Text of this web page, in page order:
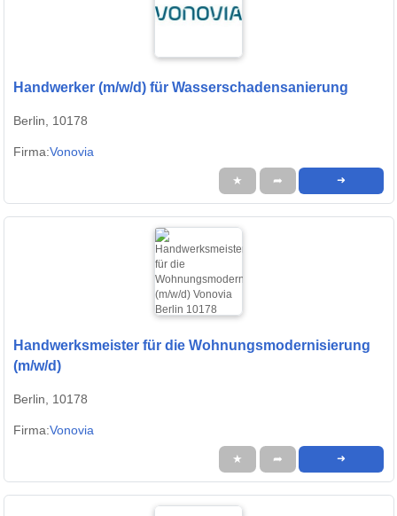
Handwerker (m/w/d) für Wasserschadensanierung
Berlin, 10178
Firma:Vonovia
★ ➦ ➜
Handwerksmeister für die Wohnungsmodernisierung
(m/w/d)
Berlin, 10178
Firma:Vonovia
★ ➦ ➜